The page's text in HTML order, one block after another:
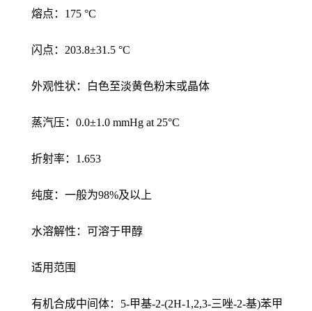
熔点：175 °C
闪点：203.8±31.5 °C
外观性状：白色至淡黄色粉末或晶体
蒸汽压：0.0±1.0 mmHg at 25°C
折射率：1.653
纯度：一般为98%及以上
水溶解性：可溶于甲醇
适用范围
有机合成中间体：5-甲基-2-(2H-1,2,3-三唑-2-基)苯甲